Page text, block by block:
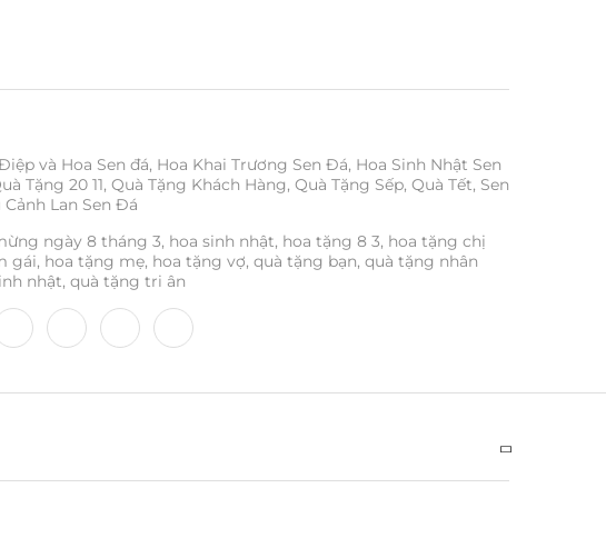
và Hoa Sen đá, Hoa Khai Trương Sen Đá, Hoa Sinh Nhật Sen
Tặng 20 11, Quà Tặng Khách Hàng, Quà Tặng Sếp, Quà Tết, Sen
Cảnh Lan Sen Đá
ngày 8 tháng 3, hoa sinh nhật, hoa tặng 8 3, hoa tặng chị
gái, hoa tặng mẹ, hoa tặng vợ, quà tặng bạn, quà tặng nhân
nhật, quà tặng tri ân